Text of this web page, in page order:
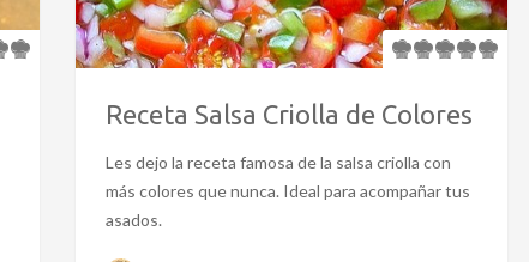
Receta Salsa Criolla de Colores
Les dejo la receta famosa de la salsa criolla con
más colores que nunca. Ideal para acompañar tus
asados.